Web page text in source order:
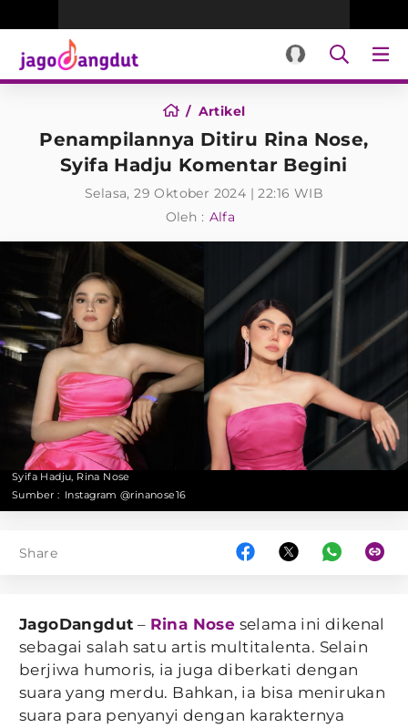
Artikel
Penampilannya Ditiru Rina Nose,
Syifa Hadju Komentar Begini
Selasa, 29 Oktober 2024 | 22:16 WIB
Oleh : Alfa
Syifa Hadju, Rina Nose
Sumber : Instagram @rinanose16
Share
JagoDangdut – Rina Nose selama ini dikenal
sebagai salah satu artis multitalenta. Selain
berjiwa humoris, ia juga diberkati dengan
suara yang merdu. Bahkan, ia bisa menirukan
suara para penyanyi dengan karakternya